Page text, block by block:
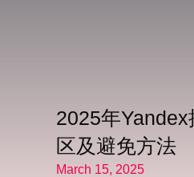
2025年
区及避免方法
March 15, 2025